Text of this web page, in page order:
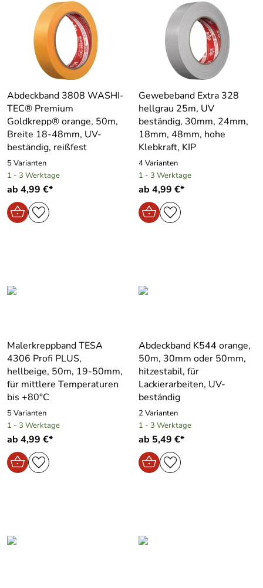
Abdeckband 3808 WASHI-
TEC® Premium
Goldkrepp® orange, 50m,
Breite 18-48mm, UV-
beständig, reißfest
5 Varianten
1 - 3 Werktage
ab 4,99 €*
Gewebeband Extra 328
hellgrau 25m, UV
beständig, 30mm, 24mm,
18mm, 48mm, hohe
Klebkraft, KIP
4 Varianten
1 - 3 Werktage
ab 4,99 €*
Malerkreppband TESA
4306 Profi PLUS,
hellbeige, 50m, 19-50mm,
für mittlere Temperaturen
bis +80°C
5 Varianten
1 - 3 Werktage
ab 4,99 €*
Abdeckband K544 orange,
50m, 30mm oder 50mm,
hitzestabil, für
Lackierarbeiten, UV-
beständig
2 Varianten
1 - 3 Werktage
ab 5,49 €*